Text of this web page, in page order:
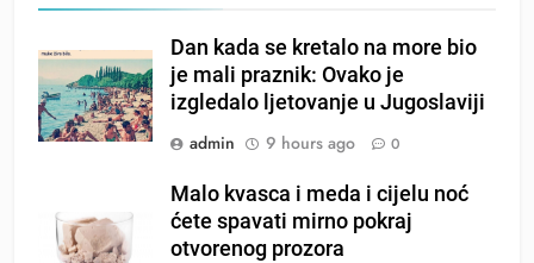
Dan kada se kretalo na more bio
je mali praznik: Ovako je
izgledalo ljetovanje u Jugoslaviji
admin
9 hours ago 0
Malo kvasca i meda i cijelu noć
ćete spavati mirno pokraj
otvorenog prozora